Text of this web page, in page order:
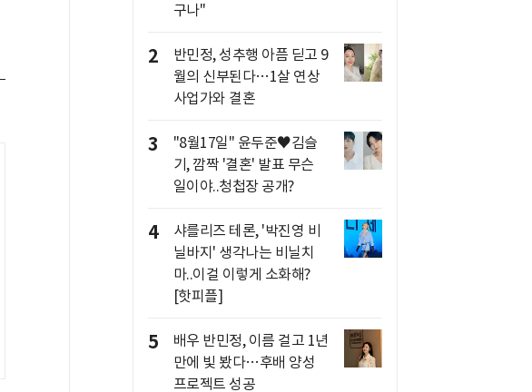
구나"
2
반민정, 성추행 아픔 딛고 9
월의 신부된다…1살 연상
사업가와 결혼
3
"8월17일" 윤두준♥김슬
기, 깜짝 '결혼' 발표 무슨
일이야..청첩장 공개?
4
샤를리즈 테론, '박진영 비
닐바지' 생각나는 비닐치
마..이걸 이렇게 소화해?
[핫피플]
5
배우 반민정, 이름 걸고 1년
만에 빛 봤다…후배 양성
프로젝트 성공